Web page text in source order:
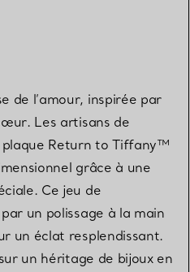
de l’amour, inspirée par
Les artisans de
Return to Tiffany™
grâce à une
Ce jeu de
un polissage à la main
un éclat resplendissant.
un héritage de bijoux en